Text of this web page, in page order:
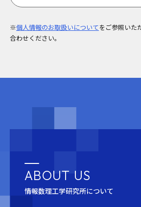
※個人情報のお取扱いについてをご参照いた
合わせください。
ABOUT US
情報数理工学研究所について